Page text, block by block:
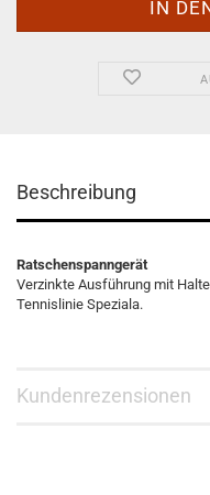
Beschreibung
Ratschenspanngerät
Verzinkte Ausführung mit
Tennislinie Speziala.
Kundenrezensionen